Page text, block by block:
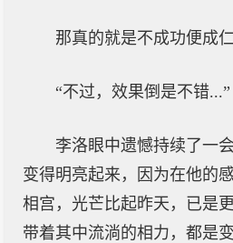
那真的就是不成功便成仁
“不过，效果倒是不错...”
李洛眼中遗憾持续了一
变得明亮起来，因为在他的
相宫，光芒比起昨天，已是
带着其中流淌的相力，都是